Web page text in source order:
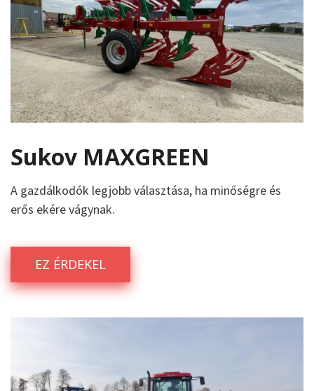
Sukov MAXGREEN
A gazdálkodók legjobb választása, ha minőségre és
erős ekére vágynak.
EZ ÉRDEKEL